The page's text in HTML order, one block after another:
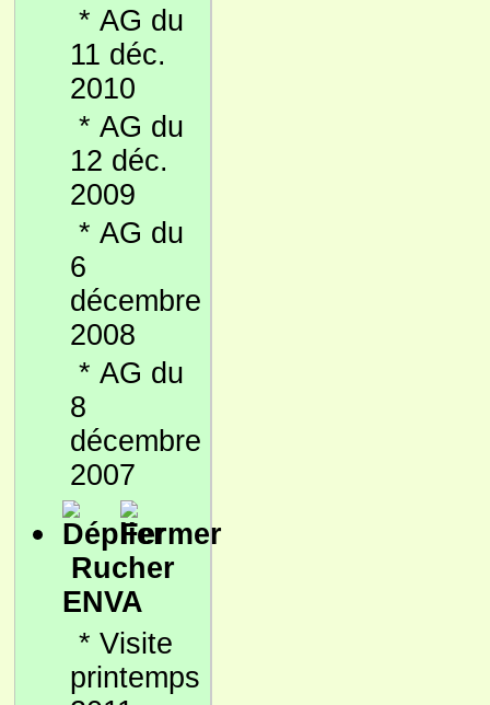
* AG du
11 déc.
2010
* AG du
12 déc.
2009
* AG du
6
décembre
2008
* AG du
8
décembre
2007
Rucher
ENVA
* Visite
printemps